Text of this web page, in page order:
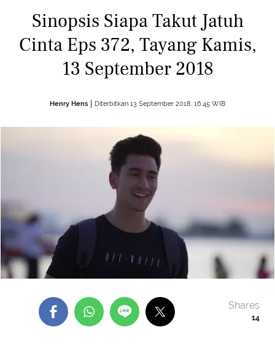
Sinopsis Siapa Takut Jatuh
Cinta Eps 372, Tayang Kamis,
13 September 2018
Henry Hens Diterbitkan 13 September 2018, 16:45 WIB
14
Shares